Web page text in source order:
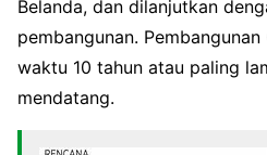
Belanda, dan dilanjutkan
pembangunan.
waktu 10 tahun atau paling
mendatang.